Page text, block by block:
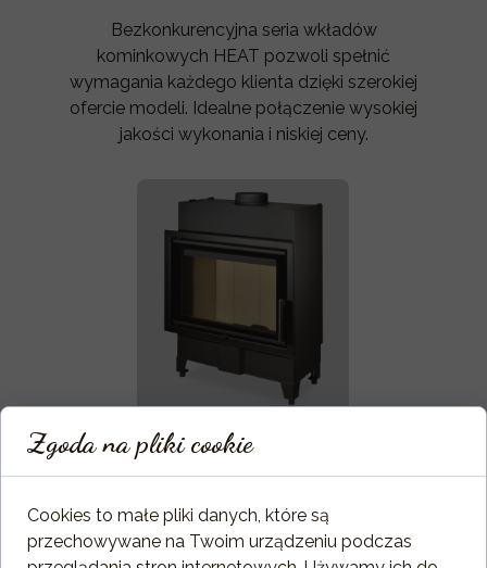
Bezkonkurencyjna seria wkładów
kominkowych HEAT pozwoli spełnić
wymagania każdego klienta dzięki szerokiej
ofercie modeli. Idealne połączenie wysokiej
jakości wykonania i niskiej ceny.
HEAT 2g 59.44.13
Zgoda na pliki cookie
Cookies to małe pliki danych, które są
przechowywane na Twoim urządzeniu podczas